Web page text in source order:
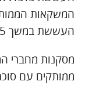
העששת במשך 15 שנים לא היה משמעותי.
מסקנות מחברי
ממותקים עם